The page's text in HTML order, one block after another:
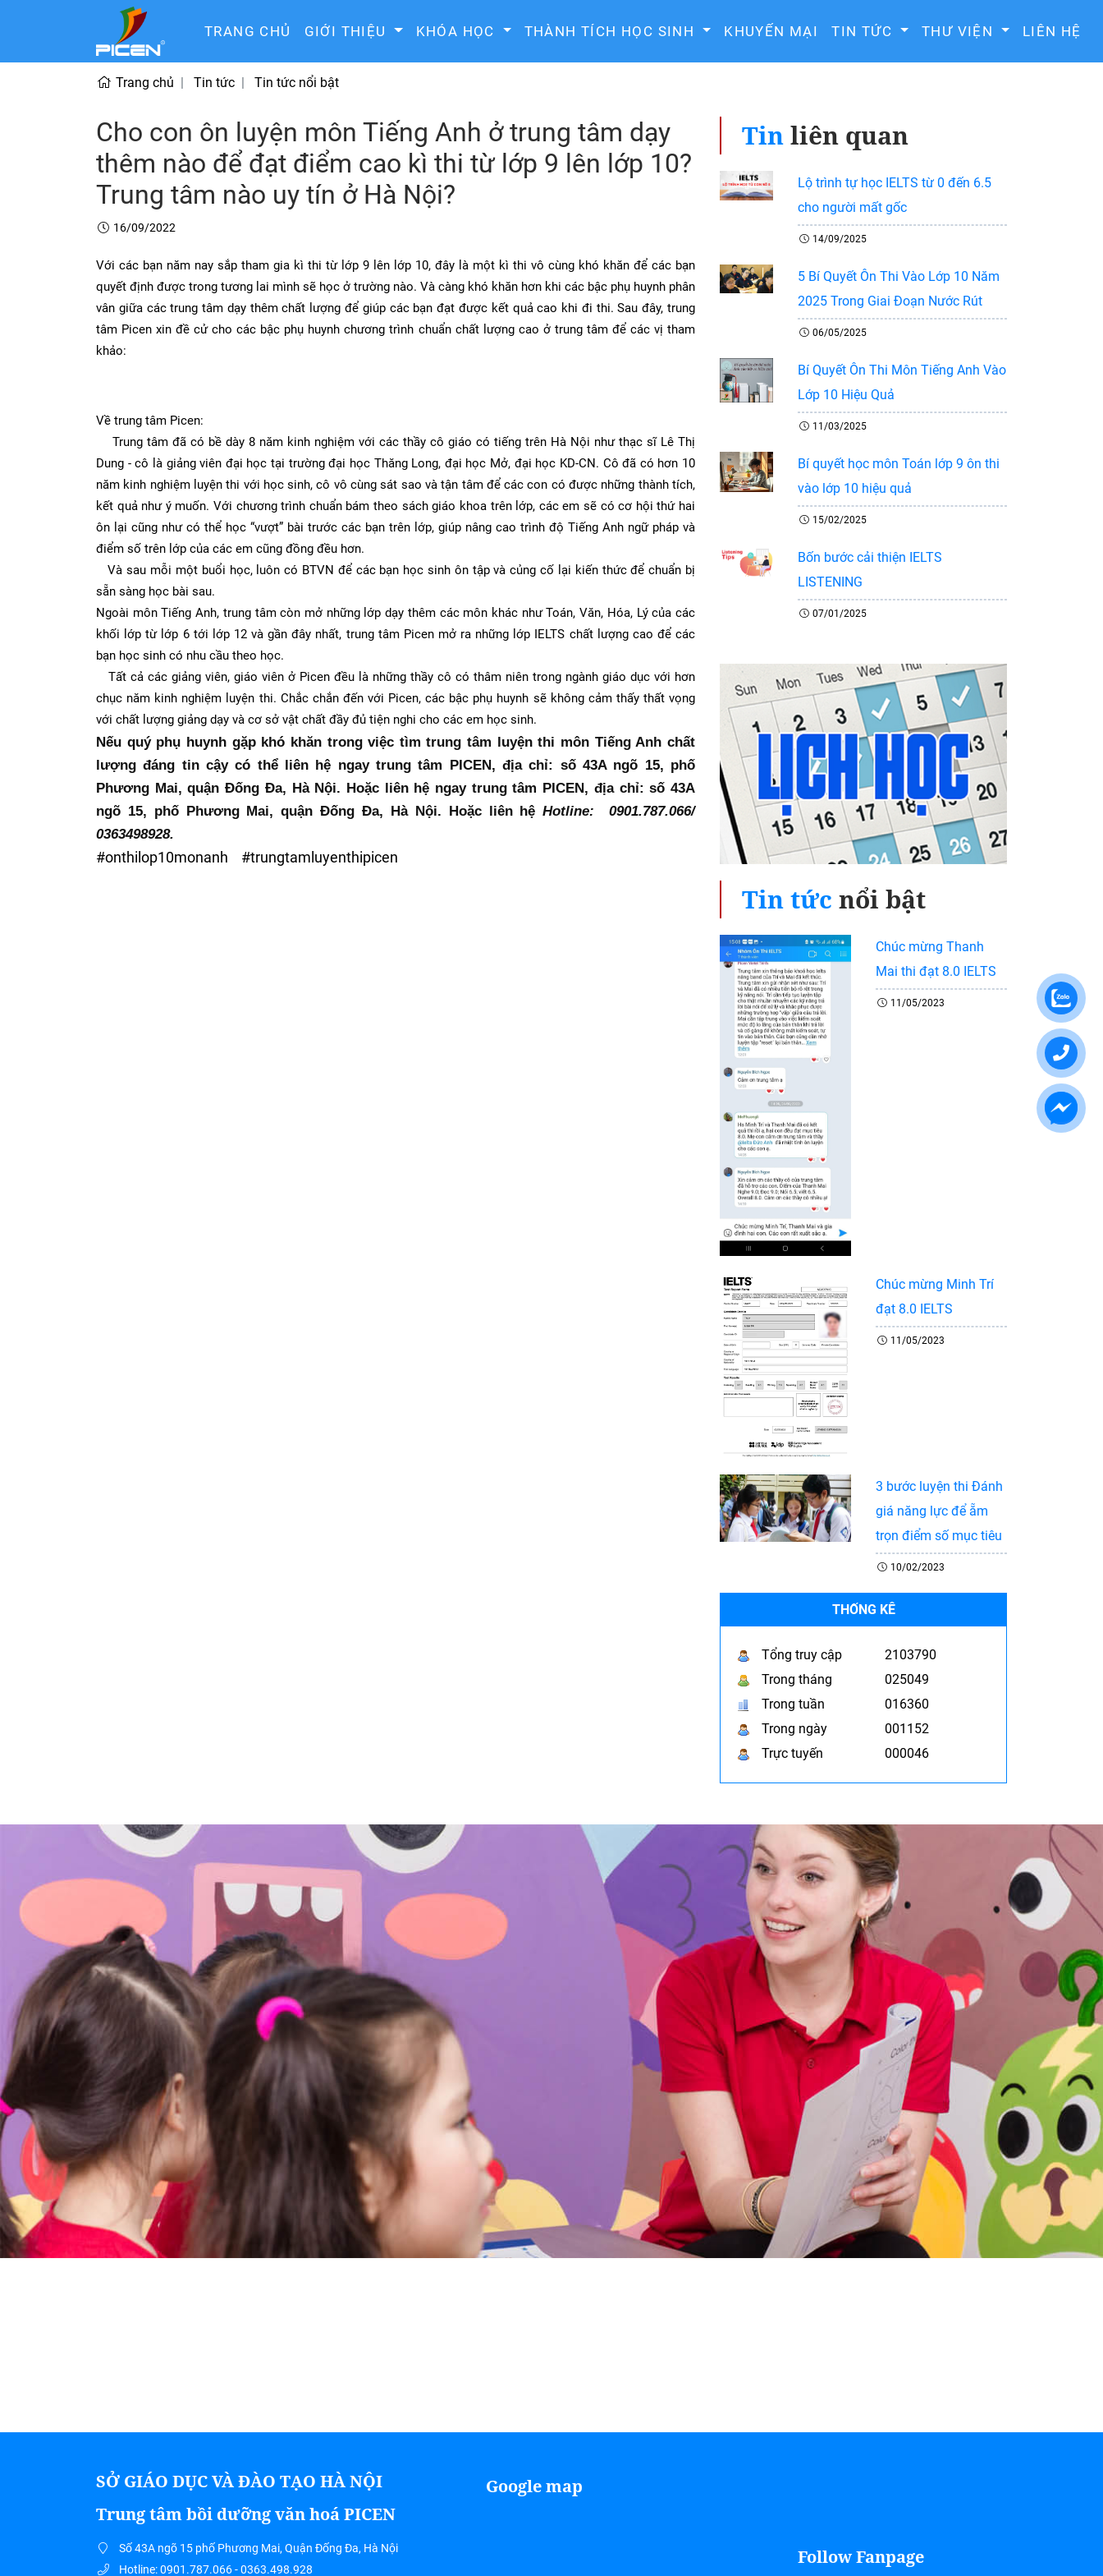
TRANG CHỦ GIỚI THIỆU KHÓA HỌC THÀNH TÍCH HỌC SINH KHUYẾN MẠI TIN TỨC THƯ VIỆN LIÊN HỆ
Trang chủ Tin tức Tin tức nổi bật
Cho con ôn luyện môn Tiếng Anh ở trung tâm dạy
thêm nào để đạt điểm cao kì thi từ lớp 9 lên lớp 10?
Trung tâm nào uy tín ở Hà Nội?
16/09/2022
Với các bạn năm nay sắp tham gia kì thi từ lớp 9 lên lớp 10, đây là một kì thi vô cùng khó khăn để các bạn
quyết định được trong tương lai mình sẽ học ở trường nào. Và càng khó khăn hơn khi các bậc phụ huynh phân
vân giữa các trung tâm dạy thêm chất lượng để giúp các bạn đạt được kết quả cao khi đi thi. Sau đây, trung
tâm Picen xin đề cử cho các bậc phụ huynh chương trình chuẩn chất lượng cao ở trung tâm để các vị tham
khảo:
Về trung tâm Picen:
Trung tâm đã có bề dày 8 năm kinh nghiệm với các thầy cô giáo có tiếng trên Hà Nội như thạc sĩ Lê Thị
Dung - cô là giảng viên đại học tại trường đại học Thăng Long, đại học Mở, đại học KD-CN. Cô đã có hơn 10
năm kinh nghiệm luyện thi với học sinh, cô vô cùng sát sao và tận tâm để các con có được những thành tích,
kết quả như ý muốn. Với chương trình chuẩn bám theo sách giáo khoa trên lớp, các em sẽ có cơ hội thứ hai
ôn lại cũng như có thể học “vượt” bài trước các bạn trên lớp, giúp nâng cao trình độ Tiếng Anh ngữ pháp và
điểm số trên lớp của các em cũng đồng đều hơn.
Và sau mỗi một buổi học, luôn có BTVN để các bạn học sinh ôn tập và củng cố lại kiến thức để chuẩn bị
sẵn sàng học bài sau.
Ngoài môn Tiếng Anh, trung tâm còn mở những lớp dạy thêm các môn khác như Toán, Văn, Hóa, Lý của các
khối lớp từ lớp 6 tới lớp 12 và gần đây nhất, trung tâm Picen mở ra những lớp IELTS chất lượng cao để các
bạn học sinh có nhu cầu theo học.
Tất cả các giảng viên, giáo viên ở Picen đều là những thầy cô có thâm niên trong ngành giáo dục với hơn
chục năm kinh nghiệm luyện thi. Chắc chắn đến với Picen, các bậc phụ huynh sẽ không cảm thấy thất vọng
với chất lượng giảng dạy và cơ sở vật chất đầy đủ tiện nghi cho các em học sinh.
Nếu quý phụ huynh gặp khó khăn trong việc tìm trung tâm luyện thi môn Tiếng Anh chất
lượng đáng tin cậy có thể liên hệ ngay trung tâm PICEN, địa chỉ: số 43A ngõ 15, phố
Phương Mai, quận Đống Đa, Hà Nội. Hoặc liên hệ ngay trung tâm PICEN, địa chỉ: số 43A
ngõ 15, phố Phương Mai, quận Đống Đa, Hà Nội. Hoặc liên hệ Hotline:  0901.787.066/
0363498928.
#onthilop10monanh #trungtamluyenthipicen
Tinliên quan
Lộ trình tự học IELTS từ 0 đến 6.5
cho người mất gốc
14/09/2025
5 Bí Quyết Ôn Thi Vào Lớp 10 Năm
2025 Trong Giai Đoạn Nước Rút
06/05/2025
Bí Quyết Ôn Thi Môn Tiếng Anh Vào
Lớp 10 Hiệu Quả
11/03/2025
Bí quyết học môn Toán lớp 9 ôn thi
vào lớp 10 hiệu quả
15/02/2025
Bốn bước cải thiện IELTS
LISTENING
07/01/2025
Tin tức nổi bật
Chúc mừng Thanh
Mai thi đạt 8.0 IELTS
11/05/2023
Chúc mừng Minh Trí
đạt 8.0 IELTS
11/05/2023
3 bước luyện thi Đánh
giá năng lực để ẵm
trọn điểm số mục tiêu
10/02/2023
THỐNG KÊ
Tổng truy cập
2103790
Trong tháng
025049
Trong tuần
016360
Trong ngày
001152
Trực tuyến
000046
SỞ GIÁO DỤC VÀ ĐÀO TẠO HÀ NỘI
Trung tâm bồi dưỡng văn hoá PICEN
Số 43A ngõ 15 phố Phương Mai, Quận Đống Đa, Hà Nội
Hotline: 0901.787.066 - 0363.498.928
Google map
Follow Fanpage